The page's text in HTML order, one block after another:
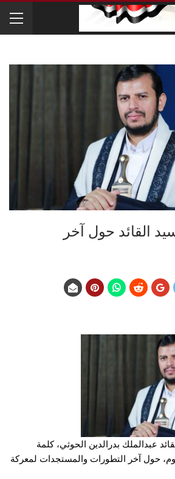
القائد حول آخر
عبدالملك بدرالدين الحوثي، كلمة
حول آخر التطورات والمستجدات لمعركة